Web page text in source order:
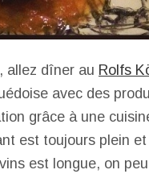
allez dîner au Rolfs
avec des
grâce à une
est toujours plein
est longue, on